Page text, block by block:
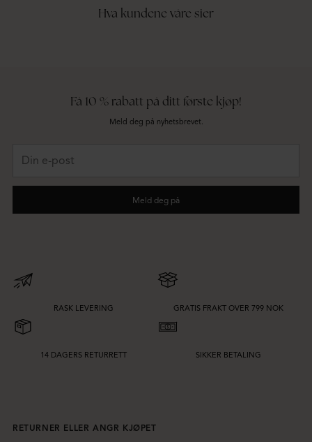
Hva kundene våre sier
Få 10 % rabatt på ditt første kjøp!
Meld deg på nyhetsbrevet.
Meld deg på
RASK LEVERING GRATIS FRAKT OVER 799 NOK
14 DAGERS RETURRETT SIKKER BETALING
RETURNER ELLER ANGR KJØPET